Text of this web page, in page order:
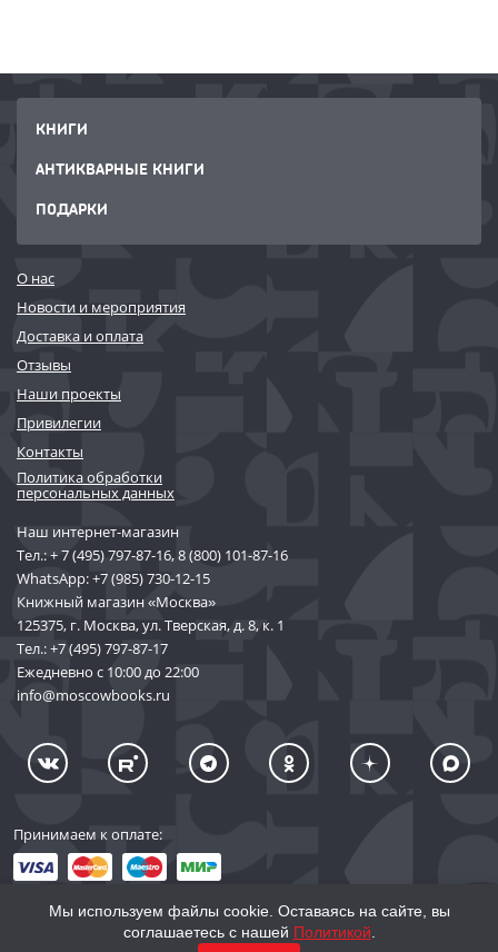
КНИГИ
АНТИКВАРНЫЕ КНИГИ
ПОДАРКИ
О нас
Новости и мероприятия
Доставка и оплата
Отзывы
Наши проекты
Привилегии
Контакты
Политика обработки
персональных данных
Наш интернет-магазин
Тел.:+ 7 (495) 797-87-16,8 (800) 101-87-16
WhatsApp:+7 (985) 730-12-15
Книжный магазин «Москва»
125375, г. Москва, ул. Тверская, д. 8, к. 1
Тел.:+7 (495) 797-87-17
Ежедневно с 10:00 до 22:00
info@moscowbooks.ru
Принимаем к оплате:
Мы используем файлы cookie. Оставаясь на сайте, вы
соглашаетесь с нашей Политикой